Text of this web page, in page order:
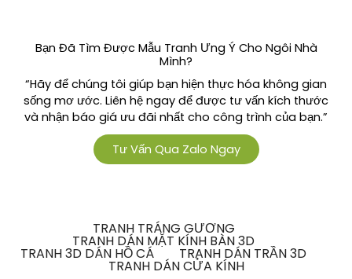
Bạn Đã Tìm Được Mẫu Tranh Ưng Ý Cho Ngôi Nhà
Mình?
“Hãy để chúng tôi giúp bạn hiện thực hóa không gian
sống mơ ước. Liên hệ ngay để được tư vấn kích thước
và nhận báo giá ưu đãi nhất cho công trình của bạn.”
Tư Vấn Qua Zalo Ngay
TRANH TRÁNG GƯƠNG
TRANH DÁN MẶT KÍNH BÀN 3D
TRANH 3D DÁN HỒ CÁ TRANH DÁN TRẦN 3D
TRANH DÁN CỬA KÍNH